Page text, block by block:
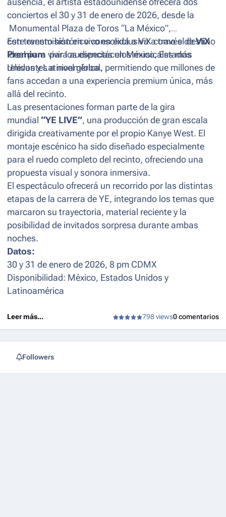
conciertos el 30 y 31 de enero de 2026, desde la
Monumental Plaza de Toros “La México”,
con transmisión en vivo en exclusiva a través deViX
Premium para audiencias en México, Estados
Unidos y Latinoamérica.
Este evento histórico consolida a ViX como el destino
ideal para vivir los espectáculos musicales más
relevantes a nivel global, permitiendo que millones de
fans accedan a una experiencia premium única, más
allá del recinto.
Las presentaciones forman parte de la gira
mundial “YE LIVE”, una producción de gran escala
dirigida creativamente por el propio Kanye West. El
montaje escénico ha sido diseñado especialmente
para el ruedo completo del recinto, ofreciendo una
propuesta visual y sonora inmersiva.
El espectáculo ofrecerá un recorrido por las distintas
etapas de la carrera de YE, integrando los temas que
marcaron su trayectoria, material reciente y la
posibilidad de invitados sorpresa durante ambas
noches.
Datos:
30 y 31 de enero de 2026, 8 pm CDMX
Disponibilidad: México, Estados Unidos y
Latinoamérica
Leer más... 798 views0 comentarios
Followers